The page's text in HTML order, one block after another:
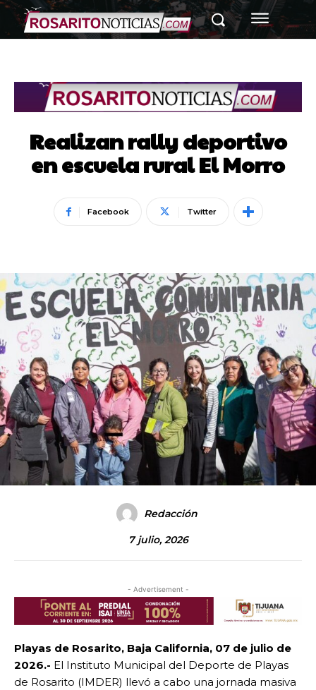
Realizan rally deportivo
en escuela rural El Morro
Facebook Twitter
Redacción
7 julio, 2026
- Advertisement -
Playas de Rosarito, Baja California, 07 de julio de
2026.- El Instituto Municipal del Deporte de Playas
de Rosarito (IMDER) llevó a cabo una jornada masiva